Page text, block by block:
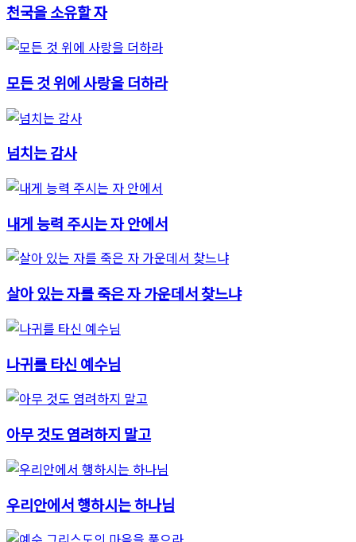
천국을 소유할 자
모든 것 위에 사랑을 더하라
넘치는 감사
내게 능력 주시는 자 안에서
살아 있는 자를 죽은 자 가운데서 찾느냐
나귀를 타신 예수님
아무 것도 염려하지 말고
우리안에서 행하시는 하나님